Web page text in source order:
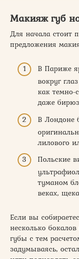
Макияж губ
Для начала стоит
предложения
В Париже
вокруг
как
даже
В Лондоне
лилового
Польские
туманом
веках,
Если вы
несколько
губы с тем
задумываясь,